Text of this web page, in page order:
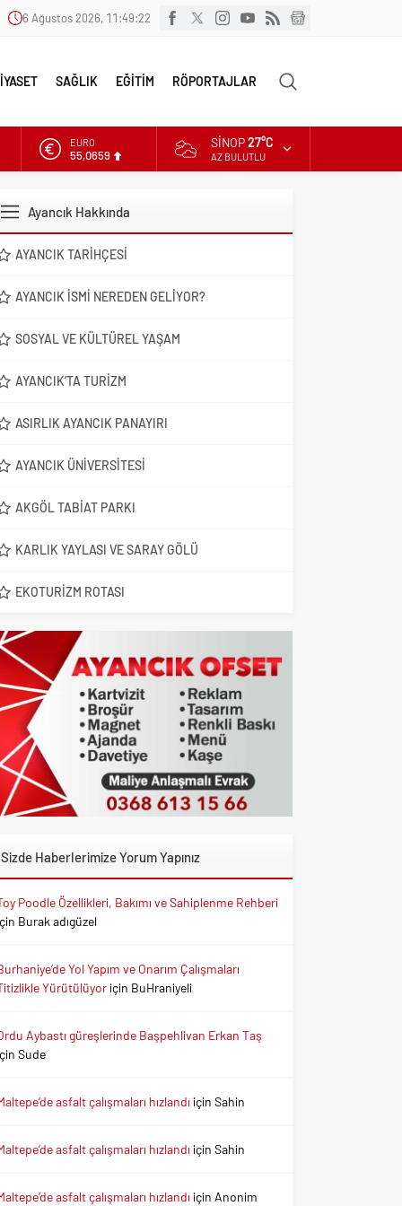
6 Ağustos 2026, 11:49:23
SAĞLIK EĞİTİM RÖPORTAJLAR
ALTIN
6.521,17
EURO
55,0659
SINOP27°C
AZ BULUTLU
Ayancık Hakkında
AYANCIK TARIHÇESI
AYANCIK İSMI NEREDEN GELIYOR?
SOSYAL VE KÜLTÜREL YAŞAM
AYANCIK’TA TURIZM
ASIRLIK AYANCIK PANAYIRI
AYANCIK ÜNIVERSITESI
AKGÖL TABIAT PARKI
KARLIK YAYLASI VE SARAY GÖLÜ
EKOTURIZM ROTASI
Sizde Haberlerimize Yorum Yapınız
Poodle Özellikleri, Bakımı ve Sahiplenme Rehberi
Burak adıgüzel
Yol Yapım ve Onarım Çalışmaları
Yürütülüyoriçin BuHraniyeli
Aybastı güreşlerinde Başpehlivan Erkan Taş
Sude
asfalt çalışmaları hızlandı içinSahin
asfalt çalışmaları hızlandı içinSahin
asfalt çalışmaları hızlandı için Anonim